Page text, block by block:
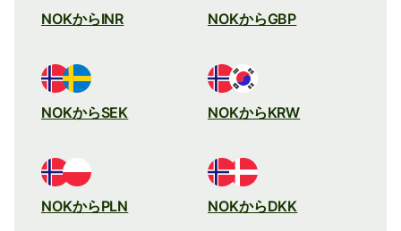
NOKからINR NOKからGBP
NOKからSEK NOKからKRW
NOKからPLN NOKからDKK